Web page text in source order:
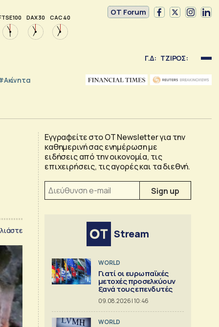
100 DAX 30 CAC 40
OT Forum
Γ.Δ: ΤΖΙΡΟΣ:
Εγγραφείτε στο OT Newsletter για την
καθημερινή σας ενημέρωση με
ειδήσεις από την οικονομία, τις
επιχειρήσεις, τις αγορές και τα διεθνή.
Stream
WORLD
Γιατί οι ευρωπαϊκές
μετοχές προσελκύουν
ξανά τους επενδυτές
09.08.2026 | 10:46
WORLD